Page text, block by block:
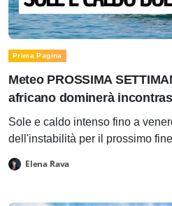
Prima Pagina
Meteo PROSSIMA
africano dominerà
Sole e caldo intenso fino a
dell'instabilità per il prossimo
Elena Rava